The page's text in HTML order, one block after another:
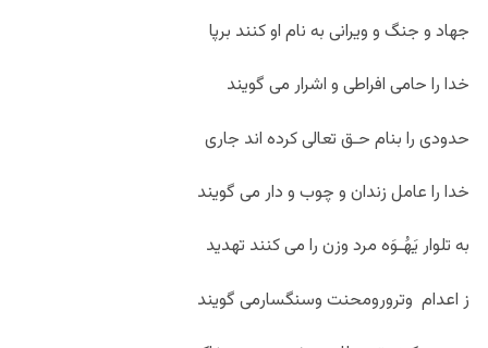
جهاد و جنگ و ویرانی به نام او کنند برپا
خدا را حامی افراطی و اشرار می گویند
حدودی را بنام حـق تعالی کرده اند جاری
خدا را عامل زندان و چوب و دار می گویند
به تلوار یَهُـوَه مرد وزن را می کنند تهدید
ز اعدام وترورومحنت وسنگسارمی گویند